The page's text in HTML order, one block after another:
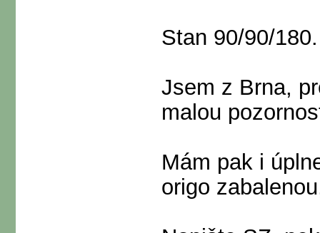
Stan 90/90/180.
Jsem z Brna,
malou
Mám pak i
origo